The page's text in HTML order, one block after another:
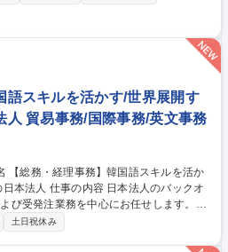
業務、取引内
精算などの日常経理業務 ■月次・年次決
固定資産管理 ■監査対応 募集職種
/年休120日/残業少/プラチナくるみん認
語スキルを活かす/世界展開す
人 貿易事務/国際事務/英文事務
人のバックオ
び受発注業務を中心にお任せします。韓
ミュニケーションを含む、総合的な事務
土日祝休み